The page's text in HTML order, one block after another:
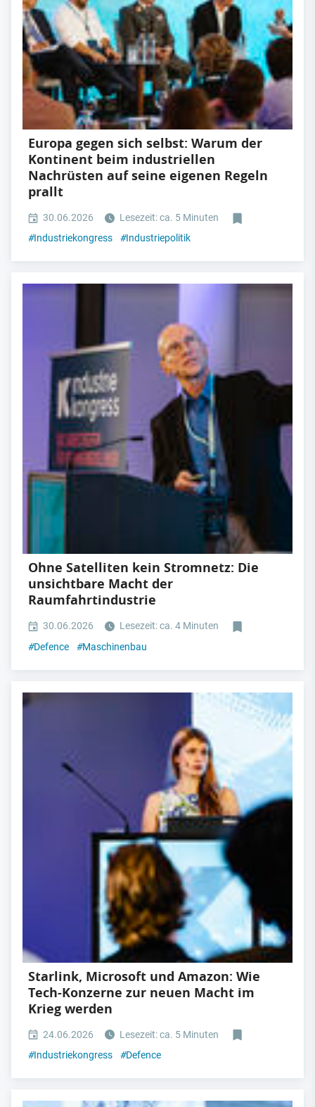
Europa gegen sich selbst: Warum der
Kontinent beim industriellen
Nachrüsten auf seine eigenen Regeln
prallt
30.06.2026
Lesezeit: ca. 5 Minuten
#Industriekongress #Industriepolitik
Ohne Satelliten kein Stromnetz: Die
unsichtbare Macht der
Raumfahrtindustrie
30.06.2026
Lesezeit: ca. 4 Minuten
#Defence #Maschinenbau
Starlink, Microsoft und Amazon: Wie
Tech-Konzerne zur neuen Macht im
Krieg werden
24.06.2026
Lesezeit: ca. 5 Minuten
#Industriekongress #Defence